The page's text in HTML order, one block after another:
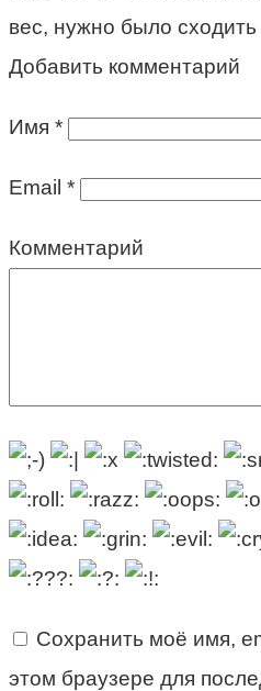
вес, нужно было сходить
Добавить комментарий
Имя *
Email *
Комментарий
Сохранить моё имя,
этом браузере для